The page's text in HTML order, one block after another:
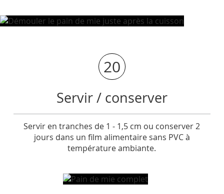
20
Servir / conserver
Servir en tranches de 1 - 1,5 cm ou conserver 2
jours dans un film alimentaire sans PVC à
température ambiante.